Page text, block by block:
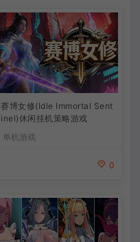
赛博女修(Idle Immortal Sent
inel)休闲挂机策略游戏
单机游戏
0